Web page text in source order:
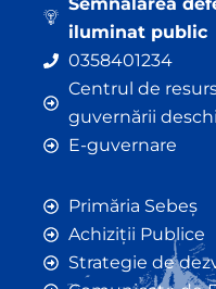
iluminat public
0358401234
Centrul de
guvernării
E-guvernare
Primăria Sebeș
Achiziții Publice
Strategie de